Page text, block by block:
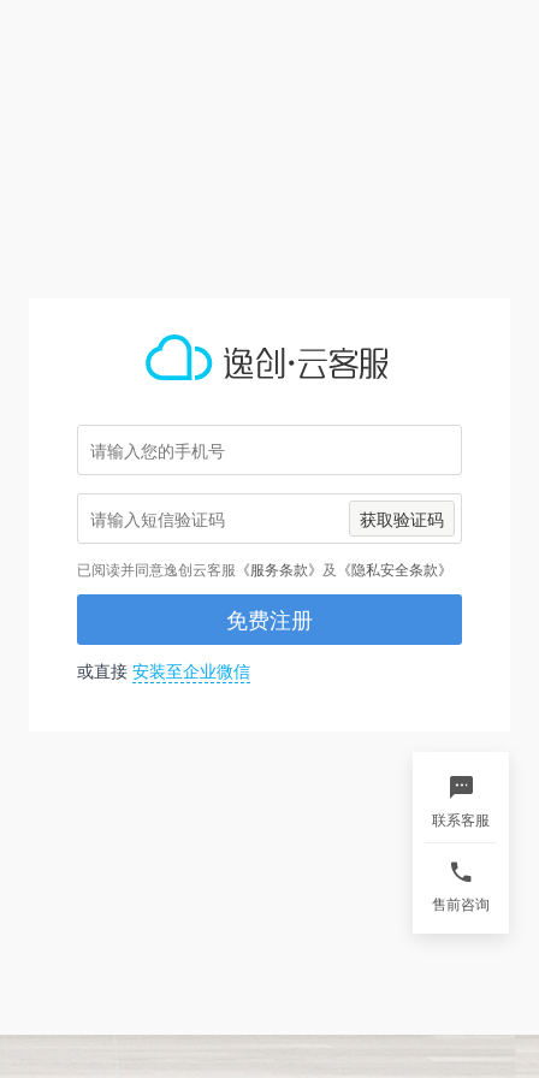
获取验证码
已阅读并同意逸创云客服 《服务条款》 及 《隐私安全条款》
免费注册
或直接 安装至企业微信
联系客服
售前咨询